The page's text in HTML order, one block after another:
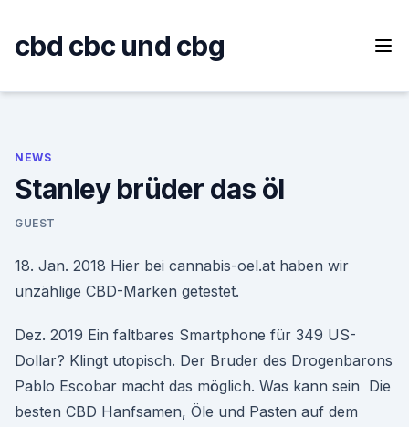
content
cbd cbc und cbg
NEWS
Stanley brüder das öl
GUEST
18. Jan. 2018 Hier bei cannabis-oel.at haben wir
unzählige CBD-Marken getestet.
Dez. 2019 Ein faltbares Smartphone für 349 US-
Dollar? Klingt utopisch. Der Bruder des Drogenbarons
Pablo Escobar macht das möglich. Was kann sein Die
besten CBD Hanfsamen, Öle und Pasten auf dem